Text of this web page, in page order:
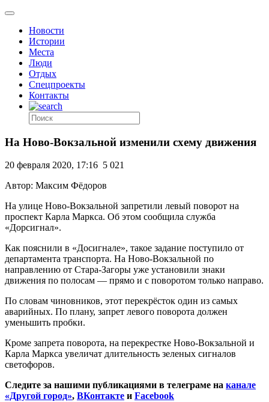
Новости
Истории
Места
Люди
Отдых
Спецпроекты
Контакты
На Ново-Вокзальной изменили схему движения
20 февраля 2020, 17:16 5 021
Автор: Максим Фёдоров
На улице Ново-Вокзальной запретили левый поворот на
проспект Карла Маркса. Об этом сообщила служба
«Дорсигнал».
Как пояснили в «Досигнале», такое задание поступило от
департамента транспорта. На Ново-Вокзальной по
направлению от Стара-Загоры уже установили знаки
движения по полосам — прямо и с поворотом только направо.
По словам чиновников, этот перекрёсток один из самых
аварийных. По плану, запрет левого поворота должен
уменьшить пробки.
Кроме запрета поворота, на перекрестке Ново-Вокзальной и
Карла Маркса увеличат длительность зеленых сигналов
светофоров.
Следите за нашими публикациями в телеграме на канале
«Другой город», ВКонтакте и Facebook